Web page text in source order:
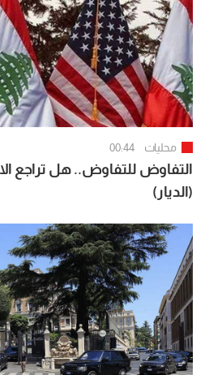
محليات 00:44
التفاوض للتفاوض.. هل تراجع
(الديار)